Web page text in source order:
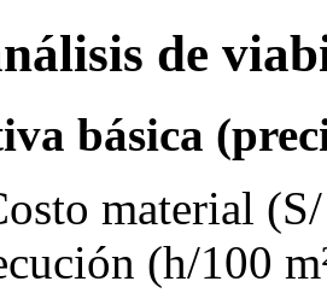
de
básica
material
(h/100